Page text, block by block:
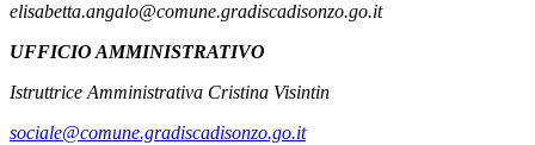
elisabetta.angalo@comune.gradiscadisonzo.go.it
UFFICIO AMMINISTRATIVO
Istruttrice Amministrativa Cristina Visintin
sociale@comune.gradiscadisonzo.go.it